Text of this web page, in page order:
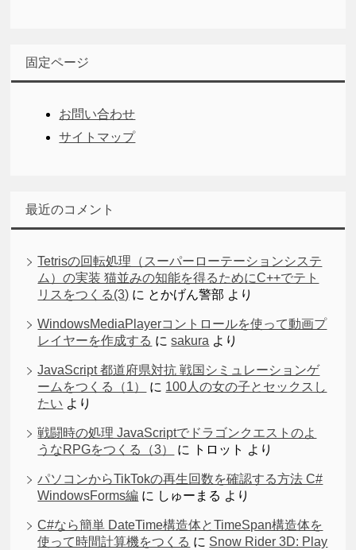
固定ページ
お問い合わせ
サイトマップ
最近のコメント
Tetrisの回転処理（スーパーローテーションシステ
ム）の実装 猫並みの知能を得るためにC++でテト
リスをつくる(3) に とかげん警部 より
WindowsMediaPlayerコントロールを使って動画プ
レイヤーを作成する にsakura より
JavaScript 都道府県対抗 戦国シミュレーションゲ
ームをつくる（1）
に 100人の女の子とセックスし
たい より
戦闘時の処理 JavaScriptでドラゴンクエストのよ
うなRPGをつくる（3）
に トロット より
パソコンからTikTokの再生回数を確認する方法 C#
WindowsForms編 に しゅーまる より
C#なら簡単 DateTime構造体とTimeSpan構造体を
使って時間計算機をつくる に Snow Rider 3D: Play